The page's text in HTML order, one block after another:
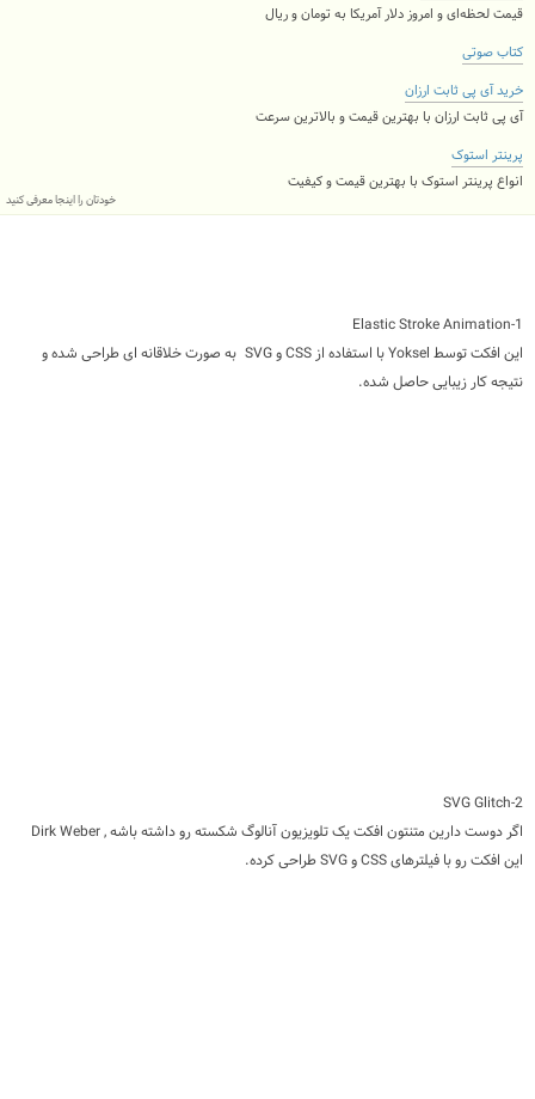
قیمت لحظه‌ای و امروز دلار آمریکا به تومان و ریال
کتاب صوتی
خرید آی پی ثابت ارزان
آی پی ثابت ارزان با بهترین قیمت و بالاترین سرعت
پرینتر استوک
انواع پرینتر استوک با بهترین قیمت و کیفیت
خودتان را اینجا معرفی کنید
1-Elastic Stroke Animation
این افکت توسط Yoksel با استفاده از CSS و SVG به صورت خلاقانه ای طراحی شده و
نتیجه کار زیبایی حاصل شده.
2-SVG Glitch
اگر دوست دارین متنتون افکت یک تلویزیون آنالوگ شکسته رو داشته باشه , Dirk Weber
این افکت رو با فیلترهای CSS و SVG طراحی کرده.